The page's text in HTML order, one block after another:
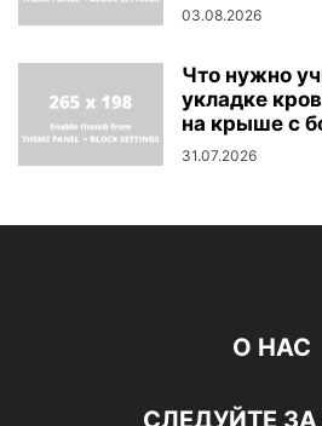
03.08.2026
Что нужно
укладке
на крыше с
31.07.2026
О НАС